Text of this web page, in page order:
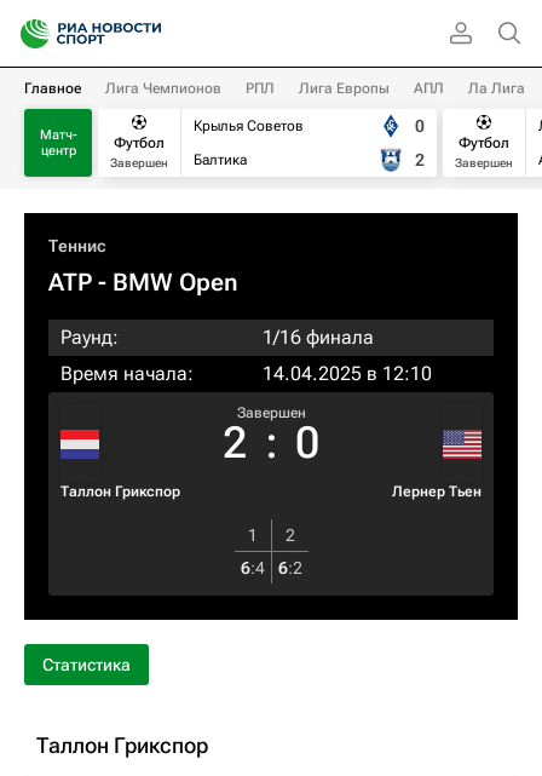
Главное Лига Чемпионов РПЛ Лига Европы АПЛ Ла Лига
Матч-
центр
Футбол
Завершен
Крылья Советов
Балтика
0
2
Футбол
Завершен
Теннис
ATP - BMW Open
Раунд:
1/16 финала
Время начала:
14.04.2025 в 12:10
Таллон Грикспор
Завершен
2 : 0
Лернер Тьен
1
2
6:4 6:2
Статистика
Таллон Грикспор